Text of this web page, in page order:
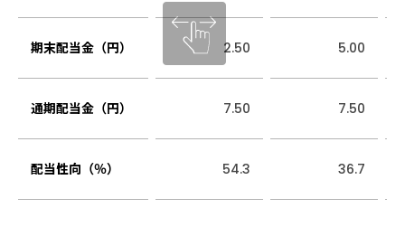
期末配当金（円） 2.50 5.00
通期配当金（円） 7.50 7.50
配当性向（％） 54.3 36.7